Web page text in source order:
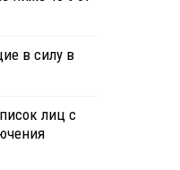
в силу в
лиц с